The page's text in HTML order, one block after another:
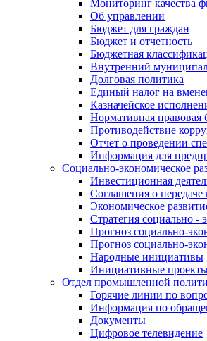
Мониторинг качества
Об управлении
Бюджет для граждан
Бюджет и отчетность
Бюджетная
Внутренний
Долговая политика
Единый налог на
Казначейское
Нормативная правовая
Противодействие
Отчет о проведении
Информация для
Социально-экономическое
Инвестиционная
Соглашения о
Экономическое
Стратегия социально -
Прогноз социально-
Прогноз социально-
Народные инициативы
Инициативные
Отдел промышленной
Горячие линии по
Информация по
Документы
Цифровое телевидение